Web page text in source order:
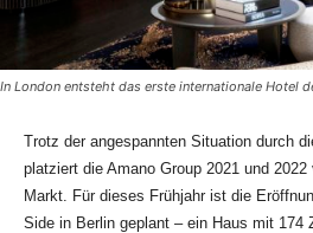
In London entsteht das erste internationale Hotel
Trotz der angespannten Situation durch
platziert die Amano Group 2021 und
Markt. Für dieses Frühjahr ist die
Side in Berlin geplant – ein Haus mit 174